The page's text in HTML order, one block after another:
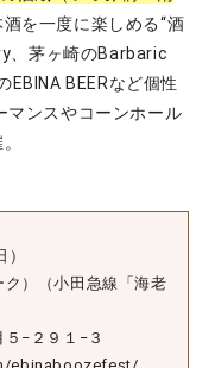
を一度に楽しめる“酒
、茅ヶ崎のBarbaric
EBINA BEERなど個性
マンスやコーンホール
）（小田急線「海老
−２９１−３